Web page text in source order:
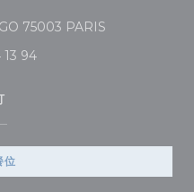
75003 PARIS((在新窗口中打
13 94
位